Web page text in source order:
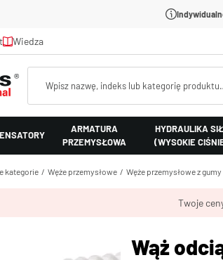
Wiedza
ARMATURA
PRZEMYSŁOWA
HYDRAULIKA
(WYSOKIE
kategorie Węże przemysłowe Węże przemysłowe z
Twoje
Wąż